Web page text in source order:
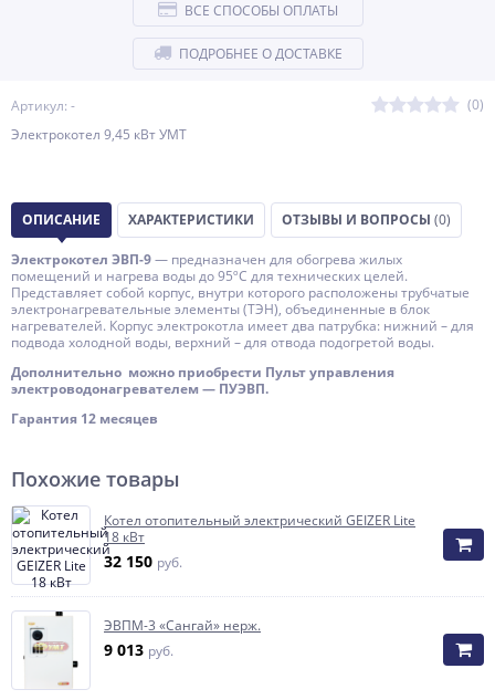
Артикул: -
(0)
Электрокотел 9,45 кВт УМТ
ВСЕ СПОСОБЫ ОПЛАТЫ
ПОДРОБНЕЕ О ДОСТАВКЕ
ОПИСАНИЕ ХАРАКТЕРИСТИКИ ОТЗЫВЫ И ВОПРОСЫ (0)
Электрокотел ЭВП-9— предназначен для обогрева жилых
помещений и нагрева воды до 95ºС для технических целей.
Представляет собой корпус, внутри которого расположены трубчатые
электронагревательные элементы (ТЭН), объединенные в блок
нагревателей. Корпус электрокотла имеет два патрубка: нижний – для
подвода холодной воды, верхний – для отвода подогретой воды.
Дополнительно можно приобрести Пульт управления
электроводонагревателем — ПУЭВП.
Гарантия 12 месяцев
Похожие товары
Котел отопительный электрический GEIZER Lite
18 кВт
32 150 руб.
ЭВПМ-3 «Сангай» нерж.
9 013 руб.